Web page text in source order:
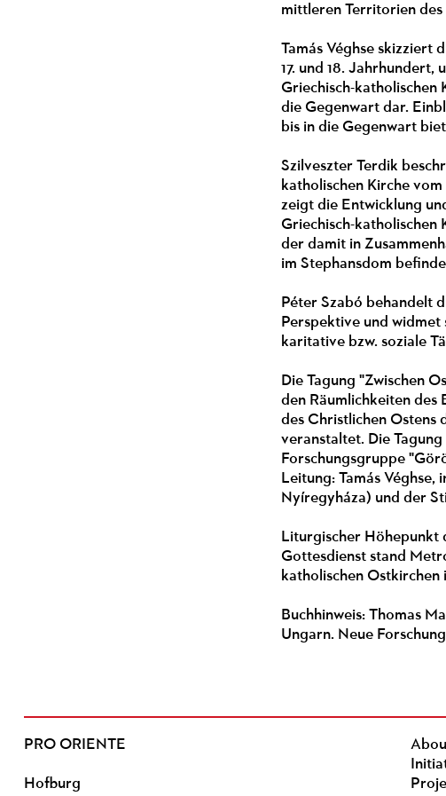
mittleren Territorien des
Tamás Véghse skizziert
17. und 18.
Griechisch-katholischen
die Gegenwart dar.
bis in die Gegenwart
Szilveszter Terdik
katholischen Kirche
zeigt die Entwicklung
Griechisch-katholischen
der damit in
im Stephansdom
Péter Szabó behandelt
Perspektive und
karitative bzw. soziale
Die Tagung "Zwischen
den Räumlichkeiten des
des Christlichen Ostens
veranstaltet. Die
Forschungsgruppe
Leitung: Tamás
Nyíregyháza) und der
Liturgischer Höhepunkt
Gottesdienst stand
katholischen
Buchhinweis: Thomas
Ungarn. Neue
PRO ORIENTE
Hofburg